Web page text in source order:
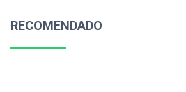
RECOMENDADO